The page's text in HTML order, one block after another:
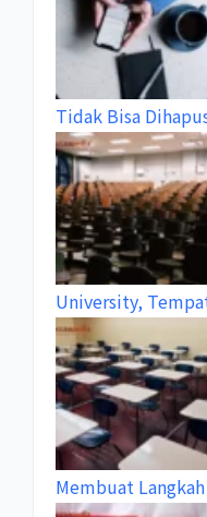
Tidak Bisa
University,
Membuat